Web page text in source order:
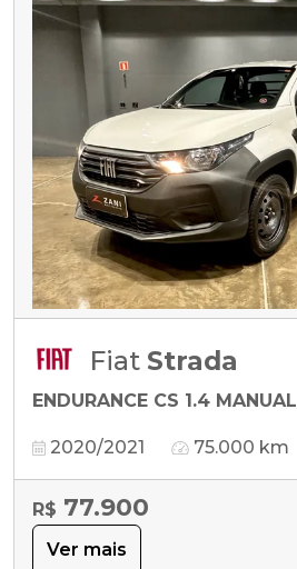
Fiat Strada
ENDURANCE CS 1.4 MANUAL
2020/2021 75.000 km
R$ 77.900
Ver mais